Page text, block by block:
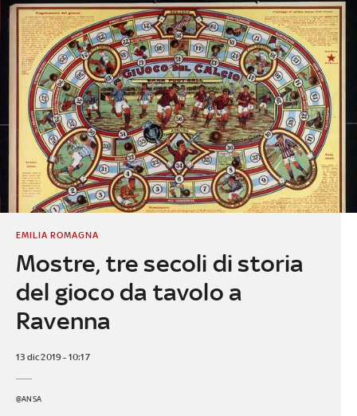
Mostre, tre secoli di storia
del gioco da tavolo a
Ravenna
EMILIA ROMAGNA
13 dic 2019 - 10:17
@ANSA